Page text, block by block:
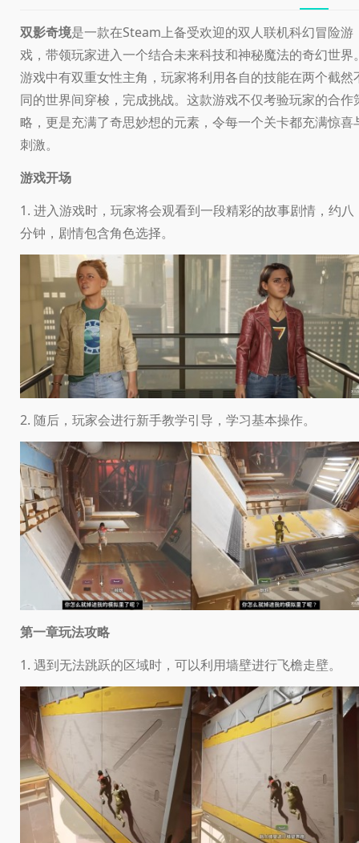
双影奇境是一款在Steam上备受欢迎的双人联机科幻冒险游
戏，带领玩家进入一个结合未来科技和神秘魔法的奇幻世界
游戏中有双重女性主角，玩家将利用各自的技能在两个截然
同的世界间穿梭，完成挑战。这款游戏不仅考验玩家的合作
略，更是充满了奇思妙想的元素，令每一个关卡都充满惊喜
刺激。
游戏开场
1. 进入游戏时，玩家将会观看到一段精彩的故事剧情，约八
分钟，剧情包含角色选择。
2. 随后，玩家会进行新手教学引导，学习基本操作。
第一章玩法攻略
1. 遇到无法跳跃的区域时，可以利用墙壁进行飞檐走壁。